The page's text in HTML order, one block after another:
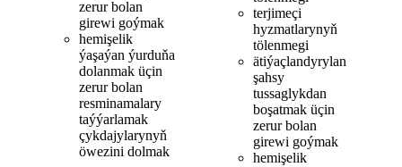
zerur bolan
girewi goýmak
hemişelik
ýaşaýan ýurduňa
dolanmak üçin
zerur bolan
resminamalary
taýýarlamak
çykdajylarynyň
öwezini dolmak
terjimeçi
hyzmatlarynyň
tölenmegi
ätiýaçlandyrylan
şahsy
tussaglykdan
boşatmak üçin
zerur bolan
girewi goýmak
hemişelik